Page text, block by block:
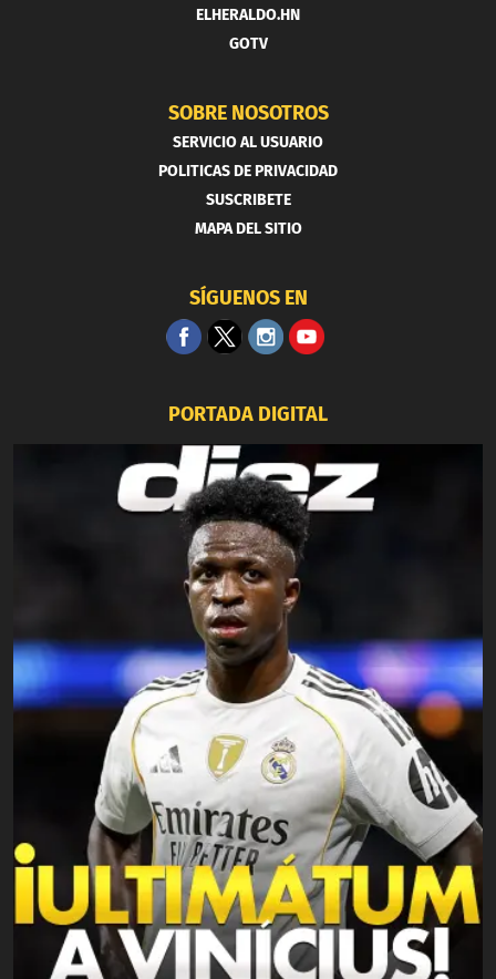
ELHERALDO.HN
GOTV
SOBRE NOSOTROS
SERVICIO AL USUARIO
POLITICAS DE PRIVACIDAD
SUSCRIBETE
MAPA DEL SITIO
SÍGUENOS EN
PORTADA DIGITAL